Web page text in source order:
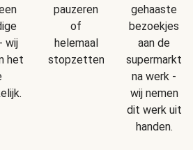
wij
het
pauzeren
of
helemaal
stopzetten.
gehaaste
bezoekjes
aan de
supermarkt
na werk -
wij nemen
dit werk uit
handen.